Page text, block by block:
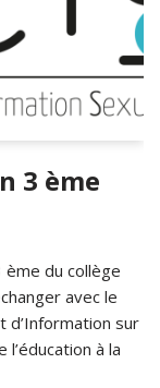
3 ème
du collège
avec le
d’Information sur
à la